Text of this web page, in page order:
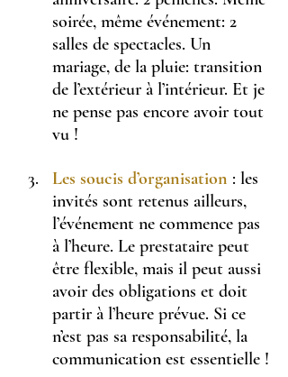
soirée, même événement: 2
salles de spectacles. Un
mariage, de la pluie: transition
de l’extérieur à l’intérieur. Et je
ne pense pas encore avoir tout
vu !
Les soucis d’organisation : les
invités sont retenus ailleurs,
l’événement ne commence pas
à l’heure. Le prestataire peut
être flexible, mais il peut aussi
avoir des obligations et doit
partir à l’heure prévue. Si ce
n’est pas sa responsabilité, la
communication est essentielle !